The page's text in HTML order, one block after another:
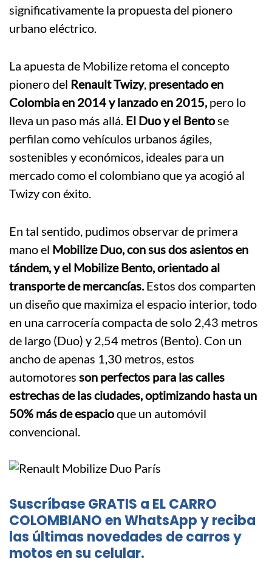
significativamente la propuesta del pionero
urbano eléctrico.
La apuesta de Mobilize retoma el concepto
pionero del Renault Twizy, presentado en
Colombia en 2014 y lanzado en 2015,pero lo
lleva un paso más allá. El Duo y el Bentose
perfilan como vehículos urbanos ágiles,
sostenibles y económicos, ideales para un
mercado como el colombiano que ya acogió al
Twizy con éxito.
En tal sentido, pudimos observar de primera
mano el Mobilize Duo, con sus dos asientos en
tándem, y el Mobilize Bento, orientado al
transporte de mercancías.Estos dos comparten
un diseño que maximiza el espacio interior, todo
en una carrocería compacta de solo 2,43 metros
de largo (Duo) y 2,54 metros (Bento). Con un
ancho de apenas 1,30 metros, estos
automotores son perfectos para las calles
estrechas de las ciudades, optimizando hasta un
50% más de espacioque un automóvil
convencional.
Suscríbase GRATIS a EL CARRO
COLOMBIANO en WhatsApp y reciba
las últimas novedades de carros y
motos en su celular.